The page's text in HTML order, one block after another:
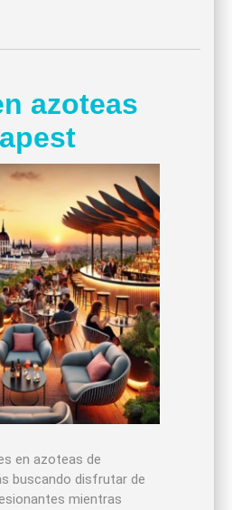
azoteas
en azoteas de
buscando disfrutar de
mientras